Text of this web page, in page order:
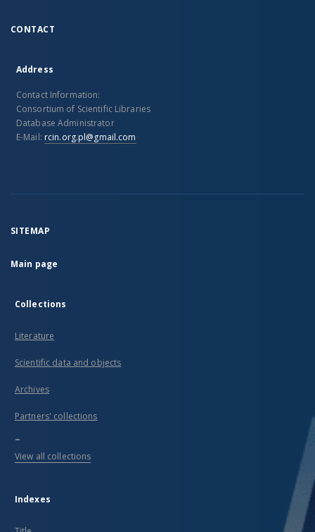
CONTACT
Address
Contact Information:
Consortium of Scientific Libraries
Database Administrator
E-Mail: rcin.org.pl@gmail.com
SITEMAP
Main page
Collections
Literature
Scientific data and objects
Archives
Partners' collections
...
View all collections
Indexes